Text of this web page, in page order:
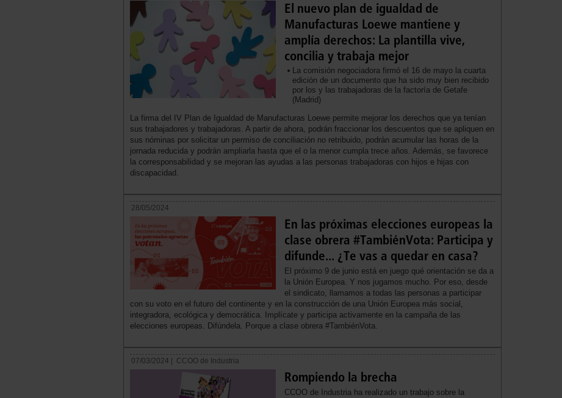
El nuevo plan de igualdad de
Manufacturas Loewe mantiene y
amplía derechos: La plantilla vive,
concilia y trabaja mejor
La comisión negociadora firmó el 16 de mayo la cuarta
edición de un documento que ha sido muy bien recibido
por los y las trabajadoras de la factoría de Getafe
(Madrid)
La firma del IV Plan de Igualdad de Manufacturas Loewe permite mejorar los derechos que ya tenían
sus trabajadores y trabajadoras. A partir de ahora, podrán fraccionar los descuentos que se apliquen en
sus nóminas por solicitar un permiso de conciliación no retribuido, podrán acumular las horas de la
jornada reducida y podrán ampliarla hasta que el o la menor cumpla trece años. Además, se favorece
la corresponsabilidad y se mejoran las ayudas a las personas trabajadoras con hijos e hijas con
discapacidad.
28/05/2024
En las próximas elecciones europeas la
clase obrera #TambiénVota: Participa y
difunde... ¿Te vas a quedar en casa?
El próximo 9 de junio está en juego qué orientación se da a
la Unión Europea. Y nos jugamos mucho. Por eso, desde
el sindicato, llamamos a todas las personas a participar
con su voto en el futuro del continente y en la construcción de una Unión Europea más social,
integradora, ecológica y democrática. Implícate y participa activamente en la campaña de las
elecciones europeas. Difúndela. Porque a clase obrera #TambiénVota.
07/03/2024 | CCOO de Industria
Rompiendo la brecha
CCOO de Industria ha realizado un trabajo sobre la